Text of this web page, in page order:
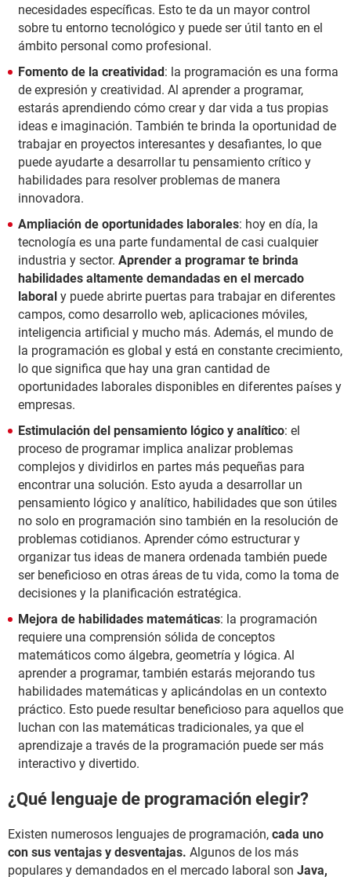
necesidades específicas. Esto te da un mayor control
sobre tu entorno tecnológico y puede ser útil tanto en el
ámbito personal como profesional.
Fomento de la creatividad: la programación es una forma
de expresión y creatividad. Al aprender a programar,
estarás aprendiendo cómo crear y dar vida a tus propias
ideas e imaginación. También te brinda la oportunidad de
trabajar en proyectos interesantes y desafiantes, lo que
puede ayudarte a desarrollar tu pensamiento crítico y
habilidades para resolver problemas de manera
innovadora.
Ampliación de oportunidades laborales: hoy en día, la
tecnología es una parte fundamental de casi cualquier
industria y sector. Aprender a programar te brinda
habilidades altamente demandadas en el mercado
laboral y puede abrirte puertas para trabajar en diferentes
campos, como desarrollo web, aplicaciones móviles,
inteligencia artificial y mucho más. Además, el mundo de
la programación es global y está en constante crecimiento,
lo que significa que hay una gran cantidad de
oportunidades laborales disponibles en diferentes países y
empresas.
Estimulación del pensamiento lógico y analítico: el
proceso de programar implica analizar problemas
complejos y dividirlos en partes más pequeñas para
encontrar una solución. Esto ayuda a desarrollar un
pensamiento lógico y analítico, habilidades que son útiles
no solo en programación sino también en la resolución de
problemas cotidianos. Aprender cómo estructurar y
organizar tus ideas de manera ordenada también puede
ser beneficioso en otras áreas de tu vida, como la toma de
decisiones y la planificación estratégica.
Mejora de habilidades matemáticas: la programación
requiere una comprensión sólida de conceptos
matemáticos como álgebra, geometría y lógica. Al
aprender a programar, también estarás mejorando tus
habilidades matemáticas y aplicándolas en un contexto
práctico. Esto puede resultar beneficioso para aquellos que
luchan con las matemáticas tradicionales, ya que el
aprendizaje a través de la programación puede ser más
interactivo y divertido.
¿Qué lenguaje de programación elegir?
Existen numerosos lenguajes de programación, cada uno
con sus ventajas y desventajas. Algunos de los más
populares y demandados en el mercado laboral son Java,